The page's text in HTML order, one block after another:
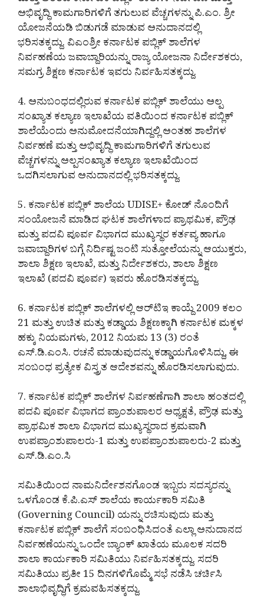
ಅಭಿವೃದ್ಧಿ ಕಾಮಗಾರಿಗಳಿಗೆ ತಗುಲುವ ವೆಚ್ಚಗಳನ್ನು ಪಿ.ಎಂ. ಶ್ರೀ
ಯೋಜನೆಯಡಿ ಬಿಡುಗಡೆ ಮಾಡುವ ಅನುದಾನದಲ್ಲಿ
ಭರಿಸತಕ್ಕದ್ದು. ವಿಎಂಶ್ರೀ ಕರ್ನಾಟಕ ಪಬ್ಲಿಕ್ ಶಾಲೆಗಳ
ನಿರ್ವಹಣೆಯ ಜವಾಬ್ದಾರಿಯನ್ನು ರಾಜ್ಯ ಯೋಜನಾ ನಿರ್ದೇಶಕರು,
ಸಮಗ್ರ ಶಿಕ್ಷಣ ಕರ್ನಾಟಕ ಇವರು ನಿರ್ವಹಿಸತಕ್ಕದ್ದು.
4. ಅನುಬಂಧದಲ್ಲಿರುವ ಕರ್ನಾಟಕ ಪಬ್ಲಿಕ್ ಶಾಲೆಯು ಅಲ್ಪ
ಸಂಖ್ಯಾತ ಕಲ್ಯಾಣ ಇಲಾಖೆಯ ವತಿಯಿಂದ ಕರ್ನಾಟಕ ಪಬ್ಲಿಕ್
ಶಾಲೆಯೆಂದು ಅನುಮೋದನೆಯಾಗಿದ್ದಲ್ಲಿ ಅಂತಹ ಶಾಲೆಗಳ
ನಿರ್ವಹಣೆ ಮತ್ತು ಅಭಿವೃದ್ಧಿ ಕಾಮಗಾರಿಗಳಿಗೆ ತಗುಲುವ
ವೆಚ್ಚಗಳನ್ನು ಅಲ್ಪಸಂಖ್ಯಾತ ಕಲ್ಯಾಣ ಇಲಾಖೆಯಿಂದ
ಒದಗಿಸಲಾಗುವ ಅನುದಾನದಲ್ಲಿ ಭರಿಸತಕ್ಕದ್ದು.
5. ಕರ್ನಾಟಕ ಪಬ್ಲಿಕ್ ಶಾಲೆಯ UDISE+ ಕೋಡ್ ನೊಂದಿಗೆ
ಸಂಯೋಜನೆ ಮಾಡಿದ ಘಟಕ ಶಾಲೆಗಳಾದ ಪ್ರಾಥಮಿಕ, ಪ್ರೌಢ
ಮತ್ತು ಪದವಿ ಪೂರ್ವ ವಿಭಾಗದ ಮುಖ್ಯಸ್ಥರ ಕರ್ತವ್ಯ ಹಾಗೂ
ಜವಾಬ್ದಾರಿಗಳ ಬಗ್ಗೆ ನಿರ್ದಿಷ್ಟ ಜಂಟಿ ಸುತ್ತೋಲೆಯನ್ನು ಆಯುಕ್ತರು,
ಶಾಲಾ ಶಿಕ್ಷಣ ಇಲಾಖೆ, ಮತ್ತು ನಿರ್ದೇಶಕರು, ಶಾಲಾ ಶಿಕ್ಷಣ
ಇಲಾಖೆ (ಪದವಿ ಪೂರ್ವ) ಇವರು ಹೊರಡಿಸತಕ್ಕದ್ದು.
6. ಕರ್ನಾಟಕ ಪಬ್ಲಿಕ್ ಶಾಲೆಗಳಲ್ಲಿ ಆರ್‌ಟಿಇ ಕಾಯ್ದೆ 2009 ಕಲಂ
21 ಮತ್ತು ಉಚಿತ ಮತ್ತು ಕಡ್ಡಾಯ ಶಿಕ್ಷಣಕ್ಕಾಗಿ ಕರ್ನಾಟಕ ಮಕ್ಕಳ
ಹಕ್ಕು ನಿಯಮಗಳು, 2012 ನಿಯಮ 13 (3) ರಂತೆ
ಎಸ್.ಡಿ.ಎಂಸಿ. ರಚನೆ ಮಾಡುವುದನ್ನು ಕಡ್ಡಾಯಗೊಳಿಸಿದ್ದು, ಈ
ಸಂಬಂಧ ಪ್ರತ್ಯೇಕ ವಿಸ್ತ್ರತ ಆದೇಶವನ್ನು ಹೊರಡಿಸಲಾಗುವುದು.
7. ಕರ್ನಾಟಕ ಪಬ್ಲಿಕ್ ಶಾಲೆಗಳ ನಿರ್ವಹಣೆಗಾಗಿ ಶಾಲಾ ಹಂತದಲ್ಲಿ
ಪದವಿ ಪೂರ್ವ ವಿಭಾಗದ ಪ್ರಾಂಶುಪಾಲರ ಅಧ್ಯಕ್ಷತೆ, ಪ್ರೌಢ ಮತ್ತು
ಪ್ರಾಥಮಿಕ ಶಾಲಾ ವಿಭಾಗದ ಮುಖ್ಯಸ್ಥರಾದ ಕ್ರಮವಾಗಿ
ಉಪಪ್ರಾಂಶುಪಾಲರು-1 ಮತ್ತು ಉಪಪ್ರಾಂಶುಪಾಲರು-2 ಮತ್ತು
ಎಸ್.ಡಿ.ಎಂ.ಸಿ
ಸಮಿತಿಯಿಂದ ನಾಮನಿರ್ದೇಶನಗೊಂಡ ಇಬ್ಬರು ಸದಸ್ಯರನ್ನು
ಒಳಗೊಂಡ ಕೆ.ಪಿ.ಎಸ್ ಶಾಲೆಯ ಕಾರ್ಯಕಾರಿ ಸಮಿತಿ
(Governing Council) ಯನ್ನು ರಚಿಸುವುದು ಮತ್ತು
ಕರ್ನಾಟಕ ಪಬ್ಲಿಕ್ ಶಾಲೆಗೆ ಸಂಬಂಧಿಸಿದಂತೆ ಎಲ್ಲಾ ಅನುದಾನದ
ನಿರ್ವಹಣೆಯನ್ನು ಒಂದೇ ಬ್ಯಾಂಕ್ ಖಾತೆಯ ಮೂಲಕ ಸದರಿ
ಶಾಲಾ ಕಾರ್ಯಕಾರಿ ಸಮಿತಿಯು ನಿರ್ವಹಿಸತಕ್ಕದ್ದು. ಸದರಿ
ಸಮಿತಿಯು ಪ್ರತೀ 15 ದಿನಗಳಿಗೊಮ್ಮೆ ಸಭೆ ನಡೆಸಿ ಚರ್ಚಿಸಿ
ಶಾಲಾಭಿವೃದ್ಧಿಗೆ ಕ್ರಮವಹಿಸತಕ್ಕದ್ದು.